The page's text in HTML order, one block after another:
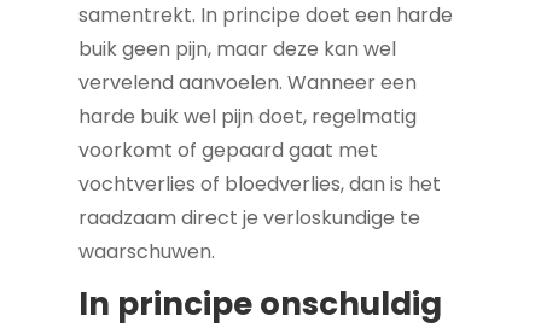
samentrekt. In principe doet een harde
buik geen pijn, maar deze kan wel
vervelend aanvoelen. Wanneer een
harde buik wel pijn doet, regelmatig
voorkomt of gepaard gaat met
vochtverlies of bloedverlies, dan is het
raadzaam direct je verloskundige te
waarschuwen.
In principe onschuldig